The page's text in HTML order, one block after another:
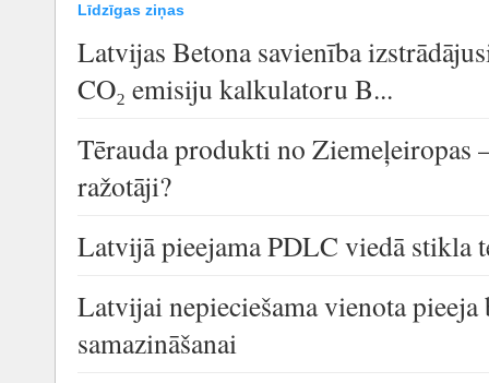
Līdzīgas ziņas
Latvijas Betona savienība
CO₂ emisiju kalkulatoru B...
Tērauda produkti no Ziemeļeiropas
ražotāji?
Latvijā pieejama PDLC viedā stikla
Latvijai nepieciešama vienota pieeja
samazināšanai